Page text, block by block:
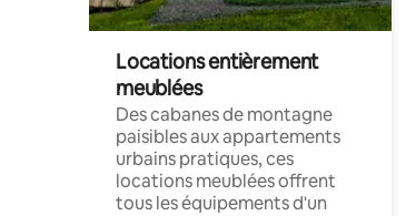
Locations entièrement
meublées
Des cabanes de montagne
paisibles aux appartements
urbains pratiques, ces
locations meublées offrent
tous les équipements d'un